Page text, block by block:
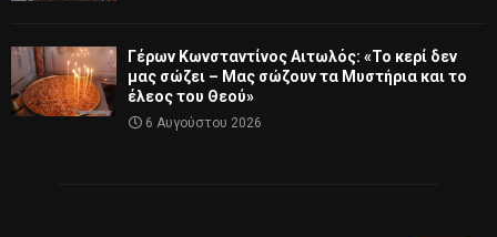
Γέρων Κωνσταντίνος Αιτωλός: «Το κερί δεν
μας σώζει – Μας σώζουν τα Μυστήρια και το
έλεος του Θεού»
6 Αυγούστου 2026